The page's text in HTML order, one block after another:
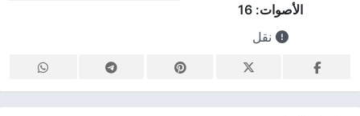
الأصوات:16
نقل